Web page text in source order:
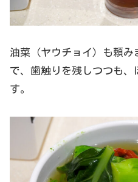
油菜（ヤウチョイ）も頼
で、歯触りを残しつつも
す。